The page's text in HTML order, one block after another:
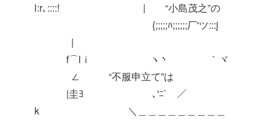
l:r､::::! | “小島茂之”の
{;;;;;ﾊ;;;;;;厂'ツ:::j
|
f⌒lｉ ヽ丶 ｀ヾ
∠ “不服申立て”は
|圭ﾖ ､'ﾆ` ／
k ＼＿＿＿＿＿＿＿＿＿